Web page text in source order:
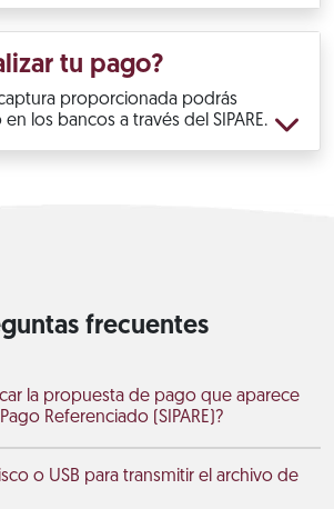
tu pago?
proporcionada podrás
los bancos a través del SIPARE.
frecuentes
la propuesta de pago que aparece
Referenciado (SIPARE)?
o USB para transmitir el archivo de